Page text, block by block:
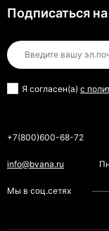
Подписаться
Я согласен(a) с
+7(800)600-68-72
info@bvana.ru
Мы в соц.сетях